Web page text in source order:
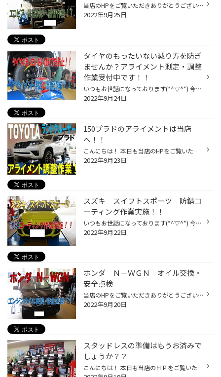
当店のHPをご覧いただきありがとうございます！！(#^^#) 今回はダイハツ タントのタイヤ組替作業の様子をご紹介します！！ まずは入庫後お車をリフトアップしてタイヤを外していきます！ 外したタイヤは空気を抜いてバランスウェイトを外し、古いタイヤを外していきます。 タイヤを外した後はゴムか...
2022年9月25日
タイヤのもったいない減り方を防ぎ
ませんか？アライメント測定・調整
作業受付中です！！
いつもお世話になっております(*^▽^*) 今回はサービス事例にもアップさせていただいているアライメント測定・調整作業についてのご案内です！ アライメント調整作業はタイヤの取りついている角度を調整する作業です。 タイヤは進行方向に対して真っ直ぐついたままというイメージを持たれがちですが...
2022年9月24日
150プラドのアライメントは当店
へ！！
こんにちは！ 本日も当店のHPをご覧いただきありがとうございます！！ プラドのアライメントもお任せください★ 今回のプラドは新車です！ リフトアップ後のアライメント調整をご依頼いただきました☆ 早速測定準備です 150プラドはフロントのトウ、キャンバー、キャスター全て調整可能です！ フロン...
2022年9月23日
スズキ スイフトスポーツ 防錆コ
ーティング作業実施！！
いつもお世話になっております(*^▽^*) 今回はスズキ スイフトスポーツの防錆コーティング作業をご紹介します！！ 防錆コーティング作業はお車のマフラーなどの車両下部にコーティング剤を吹き付けていく作業です！ 入庫後リフトアップしてコーティング剤がガラスなどに付着しないようにビニールシー...
2022年9月22日
ホンダ Ｎ－ＷＧＮ オイル交換・
安全点検
当店のHPをご覧いただきありがとうございます！！(#^^#) 今回はホンダ N-WGNのオイル交換と安全点検の様子をご紹介します！！ 安全点検はタイヤ・ワイパー・バッテリーなどの状態に異常が無いかを点検する作業です。 入庫後ワイパーゴムの切れなど異常が無いかを点検します。 その後ボンネットを開...
2022年9月20日
スタッドレスの準備はもうお済みで
しょうか？？
こんにちは！ 本日も当店のＨＰをご覧いただきありがとうございます！！ みなさま、スタッドレスの準備はもうお済みでしょうか！？ 値上がり前に準備された方も多いかと思います。 まだ準備していない！という方はぜひお気軽に当店へご来店ください★ 現在、スタッドレスを豊富に取り揃えております...